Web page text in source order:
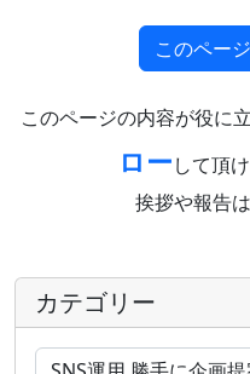
このペー
このページの内容が役に
ローして頂
挨拶や報告
カテゴリー